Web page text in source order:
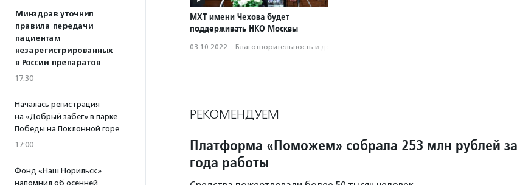
Минздрав уточнил
правила передачи
пациентам
незарегистрированных
в России препаратов
17:30
Началась регистрация
на «Добрый забег» в парке
Победы на Поклонной горе
17:00
Фонд «Наш Норильск»
напомнил об осенней
МХТ имени Чехова будет
поддерживать НКО Москвы
03.10.2022 · Благотвори­тель­ность и доброволь­чест­во
РЕКОМЕНДУЕМ
Платформа «Поможем» собрала 253 млн рублей за
года работы